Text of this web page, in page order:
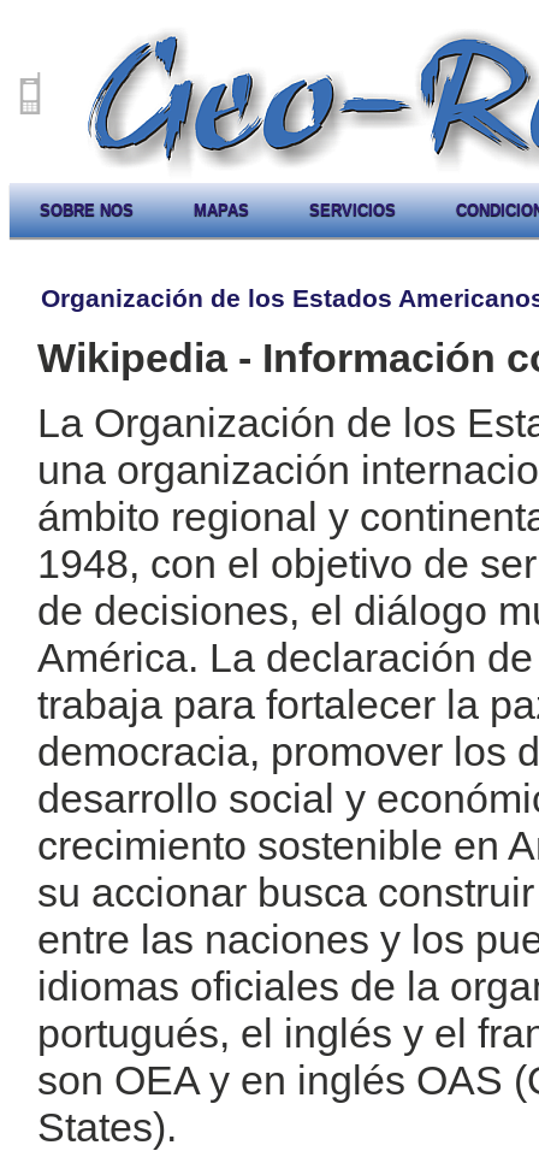
SOBRE NOS MAPAS SERVICIOS
Organización de los Estados
Wikipedia - Información
La Organización de los
una organización
ámbito regional y
1948, con el objetivo de
de decisiones, el diálogo
América. La declaración
trabaja para fortalecer la
democracia, promover los
desarrollo social y
crecimiento sostenible en
su accionar busca
entre las naciones y los
idiomas oficiales de la
portugués, el inglés y el
son OEA y en inglés OAS
States).